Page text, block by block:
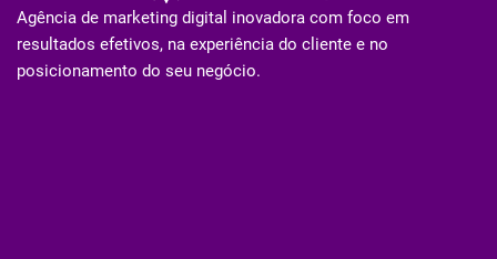
Agência de marketing digital inovadora com foco em
resultados efetivos, na experiência do cliente e no
posicionamento do seu negócio.